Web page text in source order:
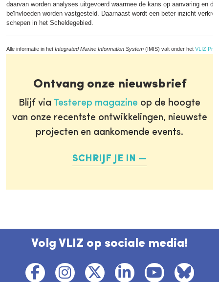
daarvan worden analyses uitgevoerd waarmee de kans op aanvaring en
beïnvloeden worden vastgesteld. Daarnaast wordt een beter inzicht
schepen in het Scheldegebied.
Alle informatie in het Integrated Marine Information System (IMIS) valt onder het VLIZ
Ontvang onze nieuwsbrief
Blijf via Testerep magazine op de hoogte
van onze recentste ontwikkelingen, nieuwste
projecten en aankomende events.
SCHRIJF JE IN
Volg VLIZ op sociale media!